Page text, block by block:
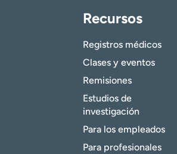
Recursos
Registros médicos
Clases y eventos
Remisiones
Estudios de
investigación
Para los empleados
Para profesionales